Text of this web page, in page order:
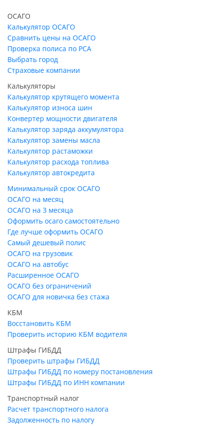
ОСАГО
Калькулятор ОСАГО
Сравнить цены на ОСАГО
Проверка полиса по РСА
Выбрать город
Страховые компании
Калькуляторы
Калькулятор крутящего момента
Калькулятор износа шин
Конвертер мощности двигателя
Калькулятор заряда аккумулятора
Калькулятор замены масла
Калькулятор растаможки
Калькулятор расхода топлива
Калькулятор автокредита
Минимальный срок ОСАГО
ОСАГО на месяц
ОСАГО на 3 месяца
Оформить осаго самостоятельно
Где лучше оформить ОСАГО
Самый дешевый полис
ОСАГО на грузовик
ОСАГО на автобус
Расширенное ОСАГО
ОСАГО без ограничений
ОСАГО для новичка без стажа
КБМ
Восстановить КБМ
Проверить историю КБМ водителя
Штрафы ГИБДД
Проверить штрафы ГИБДД
Штрафы ГИБДД по номеру постановления
Штрафы ГИБДД по ИНН компании
Транспортный налог
Расчет транспортного налога
Задолженность по налогу